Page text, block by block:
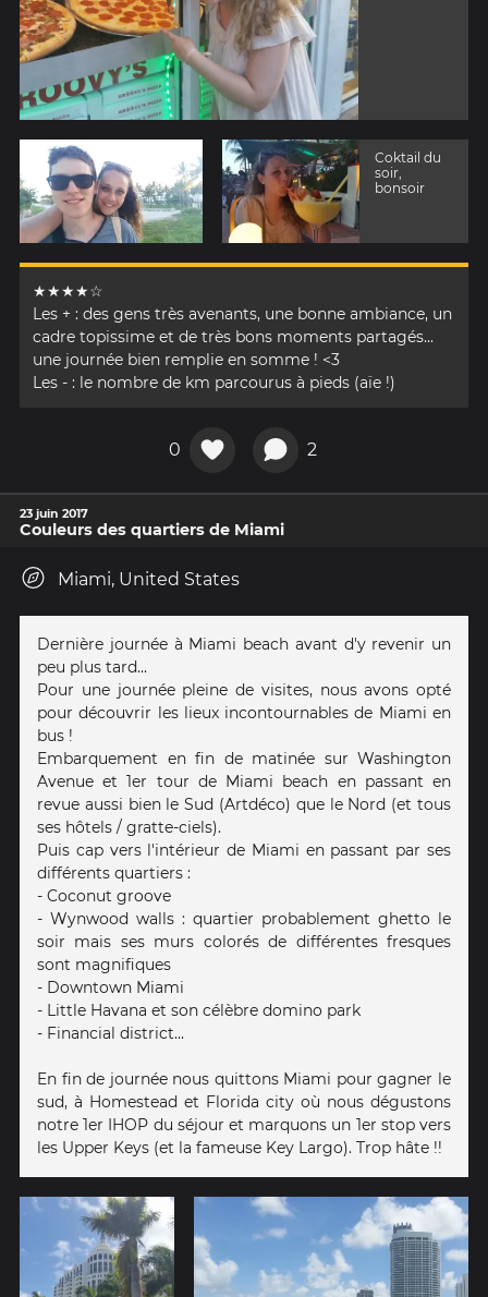
Coktail du
soir,
bonsoir
★★★★☆
Les + : des gens très avenants, une bonne ambiance, un
cadre topissime et de très bons moments partagés...
une journée bien remplie en somme ! <3
Les - : le nombre de km parcourus à pieds (aïe !)
0 2
23 juin 2017
Couleurs des quartiers de Miami
Miami, United States
Dernière journée à Miami beach avant d'y revenir un
peu plus tard...
Pour une journée pleine de visites, nous avons opté
pour découvrir les lieux incontournables de Miami en
bus !
Embarquement en fin de matinée sur Washington
Avenue et 1er tour de Miami beach en passant en
revue aussi bien le Sud (Artdéco) que le Nord (et tous
ses hôtels / gratte-ciels).
Puis cap vers l'intérieur de Miami en passant par ses
différents quartiers :
- Coconut groove
- Wynwood walls : quartier probablement ghetto le
soir mais ses murs colorés de différentes fresques
sont magnifiques
- Downtown Miami
- Little Havana et son célèbre domino park
- Financial district...
En fin de journée nous quittons Miami pour gagner le
sud, à Homestead et Florida city où nous dégustons
notre 1er IHOP du séjour et marquons un 1er stop vers
les Upper Keys (et la fameuse Key Largo). Trop hâte !!